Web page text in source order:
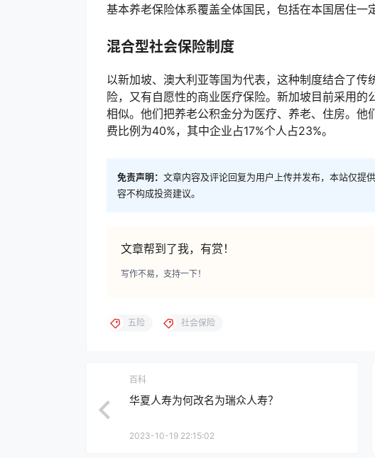
基本养老保险体系覆盖全体国民，包括在本国居住一
混合型社会保险制度
以新加坡、澳大利亚等国为代表，这种制度结合了
险，又有自愿性的商业医疗保险。新加坡目前采用
相似。他们把养老公积金分为医疗、养老、住房。
费比例为40%，其中企业占17%个人占23%。
免责声明： 文章内容及评论回复为用户上传并发布，本站仅提
容不构成投资建议。
文章帮到了我，有赏！
写作不易，支持一下！
五险 社会保险
百科
华夏人寿为何改名为瑞众人寿？
2023-10-19 22:15:02